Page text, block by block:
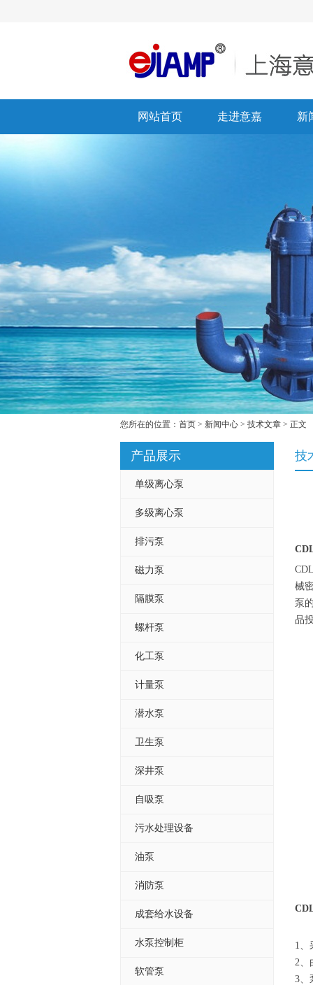
网站首页 走进意嘉 新
您所在的位置： 首页 > 新闻中心 > 技术文章 > 正文
产品展示
单级离心泵
多级离心泵
排污泵
磁力泵
隔膜泵
螺杆泵
化工泵
计量泵
潜水泵
卫生泵
深井泵
自吸泵
污水处理设备
油泵
消防泵
成套给水设备
水泵控制柜
软管泵
技
械
泵
品
1、
2、
3、